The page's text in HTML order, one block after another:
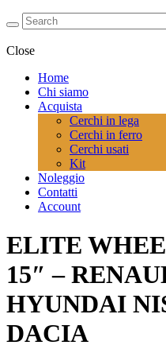
Close
Home
Chi siamo
Acquista
Cerchi in lega
Cerchi in ferro
Cerchi usati
Kit
Noleggio
Contatti
Account
ELITE
15″ –
HYUNDAI
DACIA